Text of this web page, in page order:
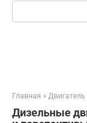
Поиск:
Главная » Двигатель
Дизельные